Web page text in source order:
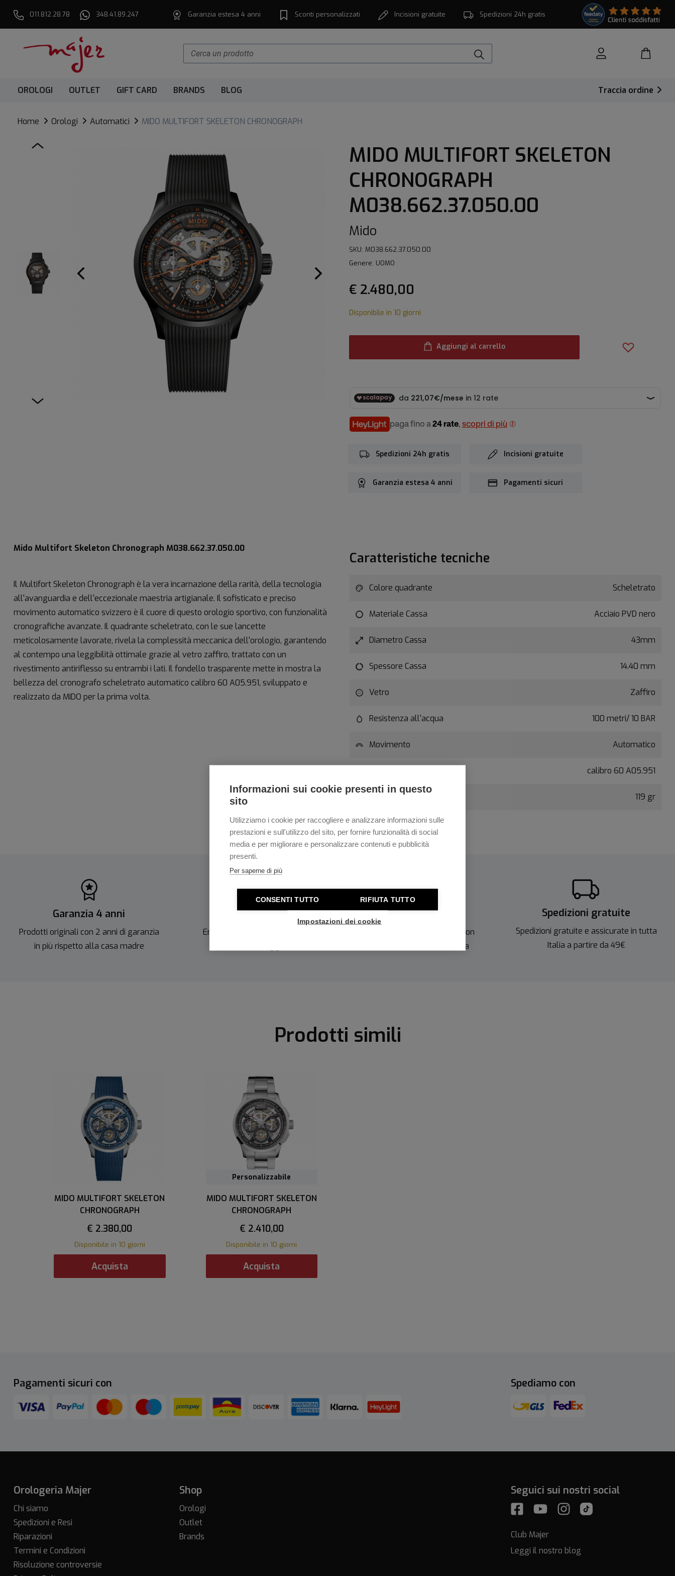
Informazioni sui cookie presenti in questo
sito
Utilizziamo i cookie per raccogliere e analizzare informazioni sulle
prestazioni e sull'utilizzo del sito, per fornire funzionalità di social
media e per migliorare e personalizzare contenuti e pubblicità
presenti.
Per saperne di più
CONSENTI TUTTO RIFIUTA TUTTO
Impostazioni dei cookie
011.812.28.78 348.41.89.247 Garanzia estesa 4 anni Sconti personalizzati Incisioni gratuite Spedizioni 24h gratis
OROLOGI OUTLET GIFT CARD BRANDS BLOG Traccia ordine
Home Orologi Automatici MIDO MULTIFORT SKELETON CHRONOGRAPH
MIDO MULTIFORT SKELETON
CHRONOGRAPH
M038.662.37.050.00
Mido
SKU: M038.662.37.050.00
Genere: UOMO
€ 2.480,00
Disponibile in 10 giorni
Aggiungi al carrello
paga fino a 24 rate, scopri di più
Spedizioni 24h gratis Incisioni gratuite
Garanzia estesa 4 anni Pagamenti sicuri
Mido Multifort Skeleton Chronograph M038.662.37.050.00
Il Multifort Skeleton Chronograph è la vera incarnazione della rarità, della tecnologia
all'avanguardia e dell'eccezionale maestria artigianale. Il sofisticato e preciso
movimento automatico svizzero è il cuore di questo orologio sportivo, con funzionalità
cronografiche avanzate. Il quadrante scheletrato, con le sue lancette
meticolosamente lavorate, rivela la complessità meccanica dell'orologio, garantendo
al contempo una leggibilità ottimale grazie al vetro zaffiro, trattato con un
rivestimento antiriflesso su entrambi i lati. Il fondello trasparente mette in mostra la
bellezza del cronografo scheletrato automatico calibro 60 A05.951, sviluppato e
realizzato da MIDO per la prima volta.
Caratteristiche tecniche
Colore quadrante Scheletrato
Materiale Cassa Acciaio PVD nero
Diametro Cassa 43mm
Spessore Cassa 14.40 mm
Vetro Zaffiro
Resistenza all'acqua 100 metri/ 10 BAR
Movimento Automatico
calibro 60 A05.951
119 gr
Garanzia 4 anni
Prodotti originali con 2 anni di garanzia
in più rispetto alla casa madre
Sconti imperdibili
Entra nel Club Majer e scopri
Incisioni gratuite
Rendi unico il tuo orologio con
un'incisione personalizzata
Spedizioni gratuite
Spedizioni gratuite e assicurate in tutta
Italia a partire da 49€
Prodotti simili
MIDO MULTIFORT SKELETON
CHRONOGRAPH
€ 2.380,00
Disponibile in 10 giorni
Acquista
Personalizzabile
MIDO MULTIFORT SKELETON
CHRONOGRAPH
€ 2.410,00
Disponibile in 10 giorni
Acquista
Pagamenti sicuri con Spediamo con
Orologeria Majer
Chi siamo
Spedizioni e Resi
Riparazioni
Termini e Condizioni
Risoluzione controversie
Shop
Orologi
Outlet
Brands
Seguici sui nostri social
Club Majer
Leggi il nostro blog